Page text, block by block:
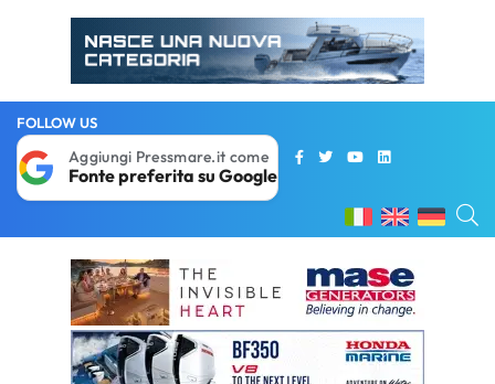
FOLLOW US
Aggiungi Pressmare.it come
Fonte preferita su Google